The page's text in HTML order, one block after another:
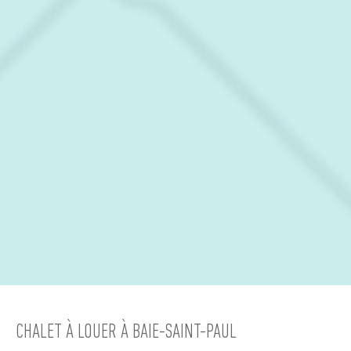
CHALET À LOUER À BAIE-SAINT-PAUL